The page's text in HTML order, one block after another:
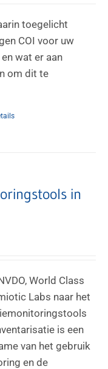
toegelicht
COI voor uw
en wat er aan
om dit te
in
World Class
Labs naar het
is een
van het gebruik
en de